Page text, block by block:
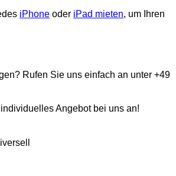
iPhone oder iPad mieten, um Ihren
Rufen Sie uns einfach an unter +49
Angebot bei uns an!